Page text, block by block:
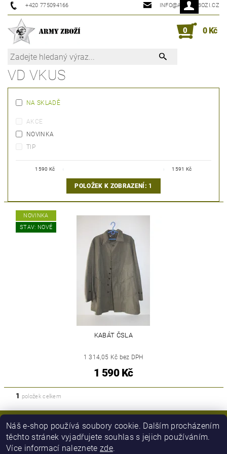
+420 775094166 INFO@ARMYZBOZI.CZ
0 0 Kč
VD VKUS
NA SKLADĚ
AKCE
NOVINKA
TIP
1590 Kč 1591 Kč
POLOŽEK K ZOBRAZENÍ: 1
NOVINKA
STAV: NOVÉ
KABÁT ČSLA
1 314,05 Kč bez DPH
1 590 Kč
1 položek celkem
Náš e-shop používá soubory cookie. Dalším procházením
těchto stránek vyjadřujete souhlas s jejich používáním.
Více informací naleznetezde.